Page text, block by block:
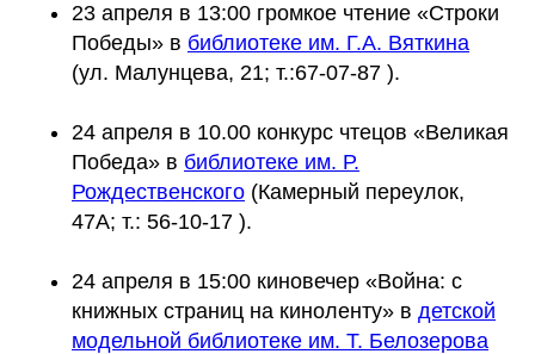
23 апреля в 13:00 громкое чтение «Строки
Победы» в библиотеке им. Г.А. Вяткина
(ул. Малунцева, 21; т.:67-07-87 ).
24 апреля в 10.00 конкурс чтецов «Великая
Победа» в библиотеке им. Р.
Рождественского (Камерный переулок,
47А; т.: 56-10-17 ).
24 апреля в 15:00 киновечер «Война: с
книжных страниц на киноленту» в детской
модельной библиотеке им. Т. Белозерова